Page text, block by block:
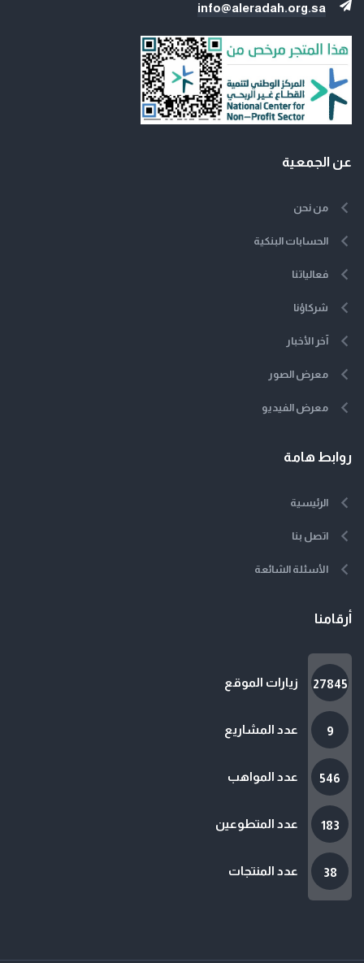
info@aleradah.org.sa
عن الجمعية
من نحن
الحسابات البنكية
فعالياتنا
شركاؤنا
آخر الأخبار
معرض الصور
معرض الفيديو
روابط هامة
الرئيسية
اتصل بنا
الأسئلة الشائعة
أرقامنا
27845 زيارات الموقع
9 عدد المشاريع
546 عدد المواهب
183 عدد المتطوعين
38 عدد المنتجات